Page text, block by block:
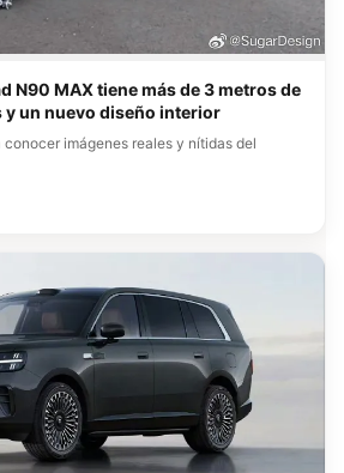
N90 MAX tiene más de 3 metros de
y un nuevo diseño interior
conocer imágenes reales y nítidas del